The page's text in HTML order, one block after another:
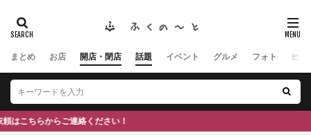
まとめ お店 開店・閉店 話題 イベント グルメ フォト ヒト
さい！
タグ
#ふくの里 南砺 福野 福光
神社
南砺市、蕎麦
スキー場
#イタリアン